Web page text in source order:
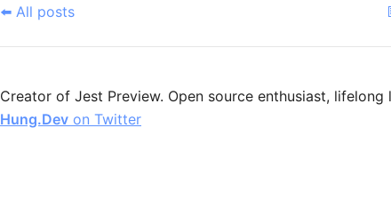
⬅️ All posts
Creator of Jest Preview. Open source enthusiast, lifelong
Hung.Dev on Twitter